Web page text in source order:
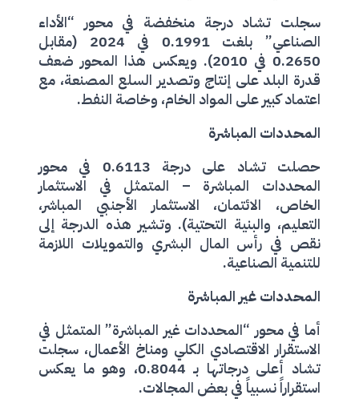
سجلت تشاد درجة منخفضة في محور “الأداء
الصناعي” بلغت 0.1991 في 2024 (مقابل
0.2650 في 2010). ويعكس هذا المحور ضعف
قدرة البلد على إنتاج وتصدير السلع المصنعة، مع
اعتماد كبير على المواد الخام، وخاصة النفط.
المحددات المباشرة
حصلت تشاد على درجة 0.6113 في محور
المحددات المباشرة – المتمثل في الاستثمار
الخاص، الائتمان، الاستثمار الأجنبي المباشر،
التعليم، والبنية التحتية). وتشير هذه الدرجة إلى
نقص في رأس المال البشري والتمويلات اللازمة
للتنمية الصناعية.
المحددات غير المباشرة
أما في محور “المحددات غير المباشرة” المتمثل في
الاستقرار الاقتصادي الكلي ومناخ الأعمال، سجلت
تشاد أعلى درجاتها بـ 0.8044، وهو ما يعكس
استقراراً نسبياً في بعض المجالات.